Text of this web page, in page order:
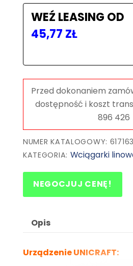
WEŹ LEASING OD
45,77 ZŁ
NUMER KATALOGOWY:
KATEGORIA: Wciągarki
NEGOCJUJ CENĘ!
Opis
Urządzenie UNICRAFT: